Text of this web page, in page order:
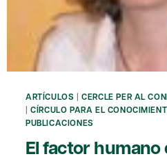
ARTÍCULOS |CERCLE PER AL
|CÍRCULO PARA EL
PUBLICACIONES
El factor